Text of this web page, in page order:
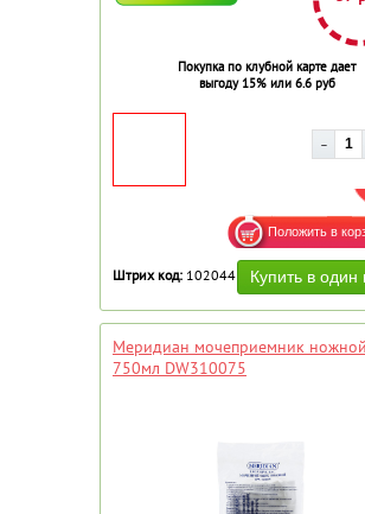
Покупка по клубной карте дает
выгоду 15% или 6.6 руб
Штрих код: 102044
Меридиан мочеприемник ножной
750мл DW310075